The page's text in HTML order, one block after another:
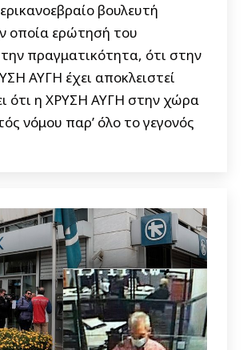
βουλευτή
οποία ερώτησή του
πραγματικότητα, ότι στην
ΑΥΓΗ έχει αποκλειστεί
ότι η ΧΡΥΣΗ ΑΥΓΗ στην χώρα
νόμου παρ’ όλο το γεγονός